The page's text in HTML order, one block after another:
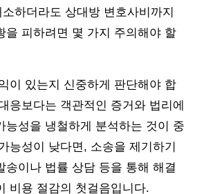
하더라도 상대방 변호사비까지
을 피하려면 몇 가지 주의해야 할
이 있는지 신중하게 판단해야 합
응보다는 객관적인 증거와 법리에
능성을 냉철하게 분석하는 것이 중
능성이 낮다면, 소송을 제기하기
송이나 법률 상담 등을 통해 해결
비용 절감의 첫걸음입니다.